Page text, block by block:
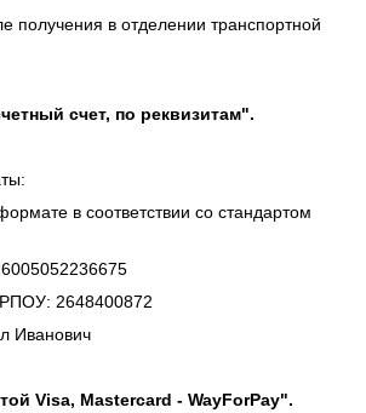
получения в отделении транспортной
счет, по реквизитам".
в соответствии со стандартом
2648400872
Иванович
Visa, Mastercard - WayForPay".